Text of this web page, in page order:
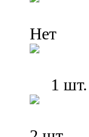
Нет
1 шт.